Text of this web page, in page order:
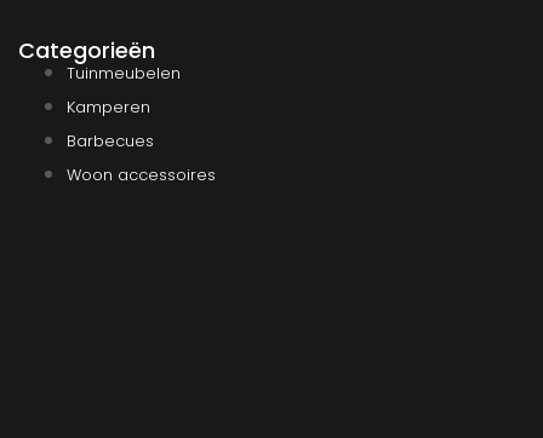
Categorieën
Tuinmeubelen
Kamperen
Barbecues
Woon accessoires